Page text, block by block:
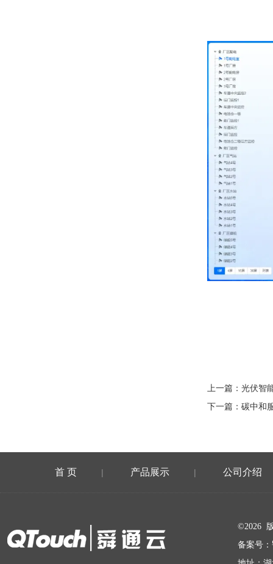
上一篇： 光伏智
下一篇： 碳中和
首 页 | 产品展示 | 公司介绍
©2026
备案号：